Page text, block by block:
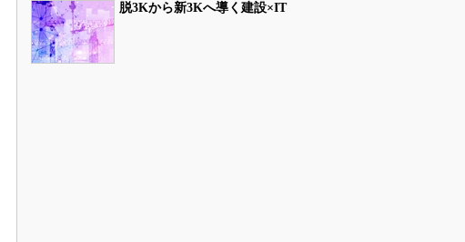
脱3Kから新3Kへ導く建設×IT